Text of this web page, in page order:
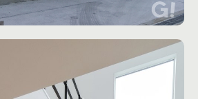
ふわりとした室内の空気。木の香
で、水蒸気の流れを妨げない透湿する
、壁の中も含めて結露の発生を抑える
をしています。
工務店の詳細を見る